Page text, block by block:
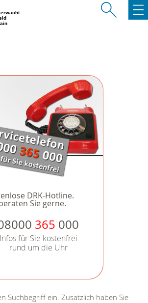
DRK-Hotline.
Sie gerne.
365 000
Infos für Sie kostenfrei
rund um die Uhr
Suchbegriff ein. Zusätzlich haben Sie